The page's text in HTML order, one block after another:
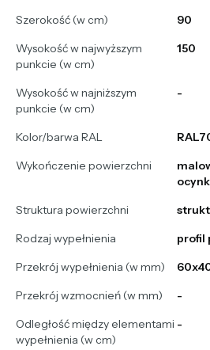
Szerokość (w cm)
90
Wysokość w najwyższym
punkcie (w cm)
150
Wysokość w najniższym
punkcie (w cm)
-
Kolor/barwa RAL
Wykończenie powierzchni
ocynk
Struktura powierzchni
Rodzaj wypełnienia
profil
Przekrój wypełnienia (w mm)
Przekrój wzmocnień (w mm)
-
Odległość między elementami
wypełnienia (w cm)
-